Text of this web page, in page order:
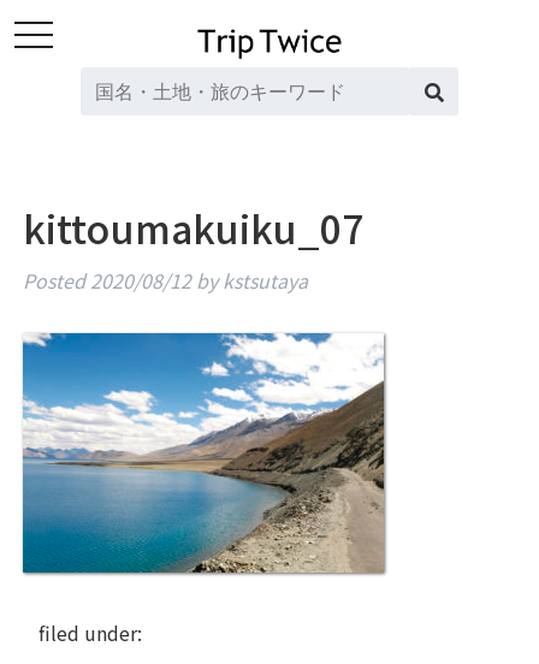
toggle
kittoumakuiku_07
Posted2020/08/12 by kstsutaya
filed under: